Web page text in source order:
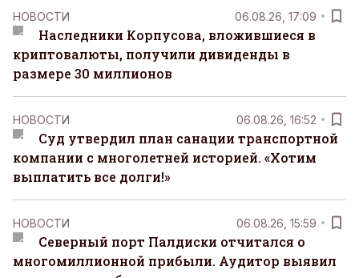
НОВОСТИ 06.08.26, 17:09
Наследники Корпусова, вложившиеся в
криптовалюты, получили дивиденды в
размере 30 миллионов
НОВОСТИ 06.08.26, 16:52
Суд утвердил план санации транспортной
компании с многолетней историей. «Хотим
выплатить все долги!»
НОВОСТИ 06.08.26, 15:59
Северный порт Палдиски отчитался о
многомиллионной прибыли. Аудитор выявил